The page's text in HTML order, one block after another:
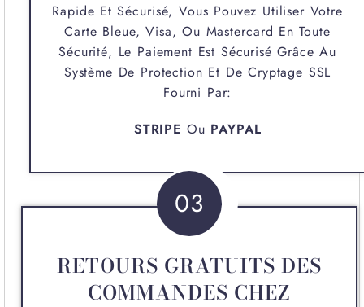
Rapide Et Sécurisé, Vous Pouvez Utiliser Votre
Carte Bleue, Visa, Ou Mastercard En Toute
Sécurité, Le Paiement Est Sécurisé Grâce Au
Système De Protection Et De Cryptage SSL
Fourni Par:
STRIPE Ou PAYPAL
03
RETOURS GRATUITS DES
COMMANDES CHEZ